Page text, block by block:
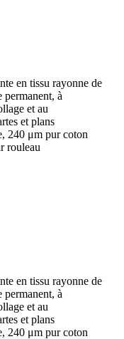
en tissu rayonne de
permanent, à
et au
et plans
240 μm pur coton
rouleau
en tissu rayonne de
permanent, à
et au
et plans
240 μm pur coton